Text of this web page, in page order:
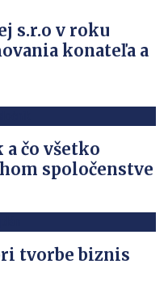
s.r.o v roku
konateľa a
čo všetko
spoločenstve
tvorbe biznis